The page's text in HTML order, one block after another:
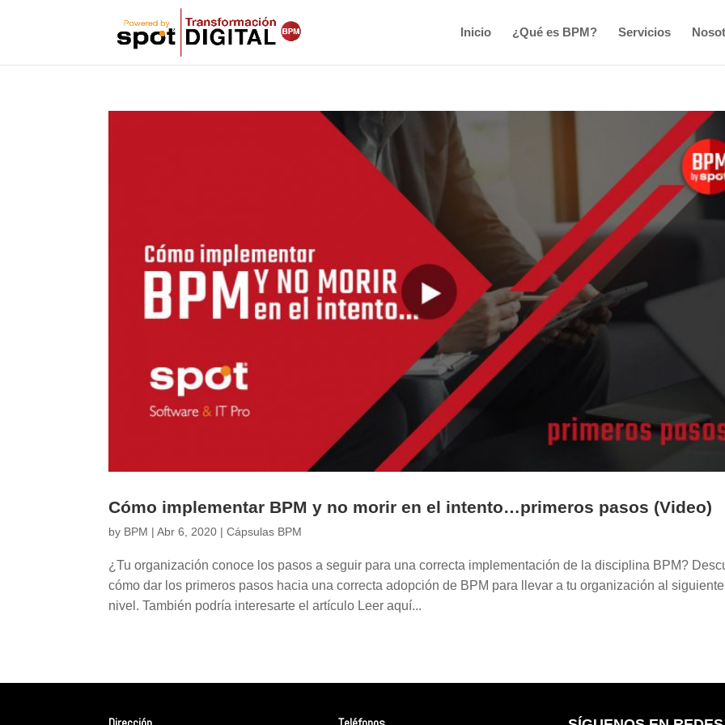
Inicio ¿Qué es BPM? Servicios
Cómo implementar BPM y no morir en el intento…primeros pasos (Video)
by BPM |Abr 6, 2020 |Cápsulas BPM
¿Tu organización conoce los pasos a seguir para una correcta implementación de la disciplina BPM?
cómo dar los primeros pasos hacia una correcta adopción de BPM para llevar a tu organización al siguiente
nivel. También podría interesarte el artículo Leer aquí...